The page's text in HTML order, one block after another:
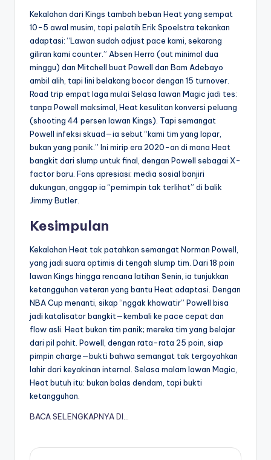
Kekalahan dari Kings tambah beban Heat yang sempat
10-5 awal musim, tapi pelatih Erik Spoelstra tekankan
adaptasi: “Lawan sudah adjust pace kami, sekarang
giliran kami counter.” Absen Herro (out minimal dua
minggu) dan Mitchell buat Powell dan Bam Adebayo
ambil alih, tapi lini belakang bocor dengan 15 turnover.
Road trip empat laga mulai Selasa lawan Magic jadi tes:
tanpa Powell maksimal, Heat kesulitan konversi peluang
(shooting 44 persen lawan Kings). Tapi semangat
Powell infeksi skuad—ia sebut “kami tim yang lapar,
bukan yang panik.” Ini mirip era 2020-an di mana Heat
bangkit dari slump untuk final, dengan Powell sebagai X-
factor baru. Fans apresiasi: media sosial banjiri
dukungan, anggap ia “pemimpin tak terlihat” di balik
Jimmy Butler.
Kesimpulan
Kekalahan Heat tak patahkan semangat Norman Powell,
yang jadi suara optimis di tengah slump tim. Dari 18 poin
lawan Kings hingga rencana latihan Senin, ia tunjukkan
ketangguhan veteran yang bantu Heat adaptasi. Dengan
NBA Cup menanti, sikap “nggak khawatir” Powell bisa
jadi katalisator bangkit—kembali ke pace cepat dan
flow asli. Heat bukan tim panik; mereka tim yang belajar
dari pil pahit. Powell, dengan rata-rata 25 poin, siap
pimpin charge—bukti bahwa semangat tak tergoyahkan
lahir dari keyakinan internal. Selasa malam lawan Magic,
Heat butuh itu: bukan balas dendam, tapi bukti
ketangguhan.
BACA SELENGKAPNYA DI…